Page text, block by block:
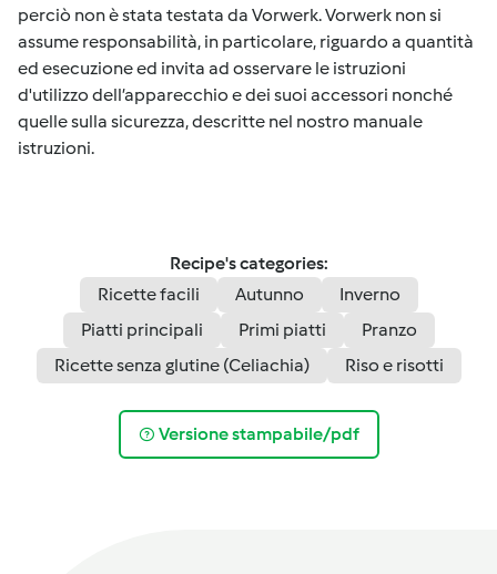
perciò non è stata testata da Vorwerk. Vorwerk non si
assume responsabilità, in particolare, riguardo a quantità
ed esecuzione ed invita ad osservare le istruzioni
d'utilizzo dell’apparecchio e dei suoi accessori nonché
quelle sulla sicurezza, descritte nel nostro manuale
istruzioni.
Recipe's categories:
Ricette facili
Autunno
Inverno
Piatti principali
Primi piatti
Pranzo
Ricette senza glutine (Celiachia)
Riso e risotti
Versione stampabile/pdf